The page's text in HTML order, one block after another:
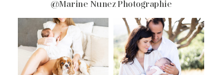
@Marine Nunez Photographie